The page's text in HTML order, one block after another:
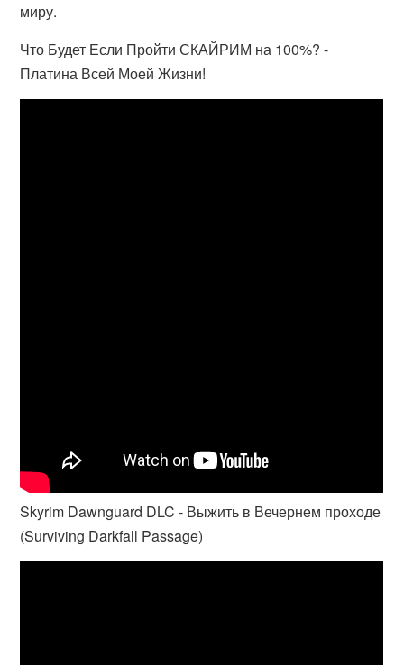
миру.
Что Будет Если Пройти СКАЙРИМ на 100%? -
Платина Всей Моей Жизни!
Skyrim Dawnguard DLC - Выжить в Вечернем проходе
(Surviving Darkfall Passage)